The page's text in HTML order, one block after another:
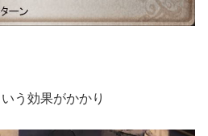
う効果がかかり